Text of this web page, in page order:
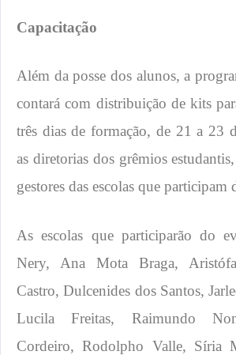
Capacitação
Além da posse dos alunos, a
contará com distribuição de kits
três dias de formação, de 21 a 23
as diretorias dos grêmios
gestores das escolas que participam
As escolas que participarão do
Nery, Ana Mota Braga,
Castro, Dulcenides dos Santos,
Lucila Freitas, Raimundo
Cordeiro, Rodolpho Valle, Síria